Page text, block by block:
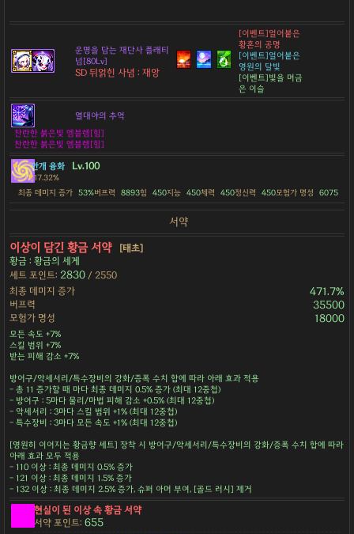
운명을 담는 재단사 플래티
넘[80Lv]
SD 뒤얽힌 사념 : 재앙
[이벤트]얼어붙은
황혼의 공명
[이벤트]얼어붙은
영원의 달빛
[이벤트]빛을 머금
은 이슬
열대야의 추억
찬란한 붉은빛 엠블렘[힘]
찬란한 붉은빛 엠블렘[힘]
안개 융화
Lv.100
17.32%
최종 데미지 증가 53%버프력 8893힘 450지능 450체력 450정신력 450모험가 명성 6075
서약
이상이 담긴 황금 서약
[태초]
황금 : 황금의 세계
세트 포인트: 2830 / 2550
최종 데미지 증가
471.7%
버프력 35500
모험가 명성 18000
모든 속도 +7%
스킬 범위 +7%
받는 피해 감소 +7%
방어구/악세서리/특수장비의 강화/증폭 수치 합에 따라 아래 효과 적용
- 총 11 증가할 때 마다 최종 데미지 0.5% 증가 (최대 12중첩)
- 방어구 : 5마다 물리/마법 피해 감소 +0.5% (최대 12중첩)
- 악세서리 : 3마다 스킬 범위 +1% (최대 12중첩)
- 특수장비 : 3마다 모든 속도 +1% (최대 12중첩)
[영원히 이어지는 황금향 세트] 장착 시 방어구/악세서리/특수장비의 강화/증폭 수치 합에 따라
아래 효과 모두 적용
- 110 이상 : 최종 데미지 0.5% 증가
- 121 이상 : 최종 데미지 1.5% 증가
- 132 이상 : 최종 데미지 2.5% 증가, 슈퍼 아머 부여, [골드 러시] 제거
현실이 된 이상 속 황금 서약
서약 포인트:655